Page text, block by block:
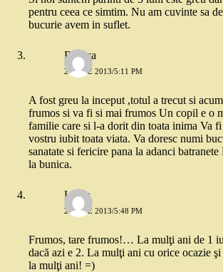
pentru ceea ce simtim. Nu am cuvinte sa
bucurie avem in suflet.
Bunica
2 IUNIE 2013/5:11 PM
A fost greu la inceput ,totul a trecut si
frumos si va fi si mai frumos Un copil e o
familie care si l-a dorit din toata inima Va
vostru iubit toata viata. Va doresc numi
sanatate si fericire pana la adanci batranete
la bunica.
Laura
2 IUNIE 2013/5:48 PM
Frumos, tare frumos!… La mulţi ani de 1
dacă azi e 2. La mulţi ani cu orice ocazie
la mulţi ani! =)